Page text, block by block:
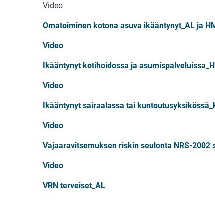
Video
Omatoiminen kotona asuva ikääntynyt_AL ja
Video
Ikääntynyt kotihoidossa ja
Video
Ikääntynyt sairaalassa tai
Video
Vajaaravitsemuksen riskin seulonta NRS-2002
Video
VRN terveiset_AL